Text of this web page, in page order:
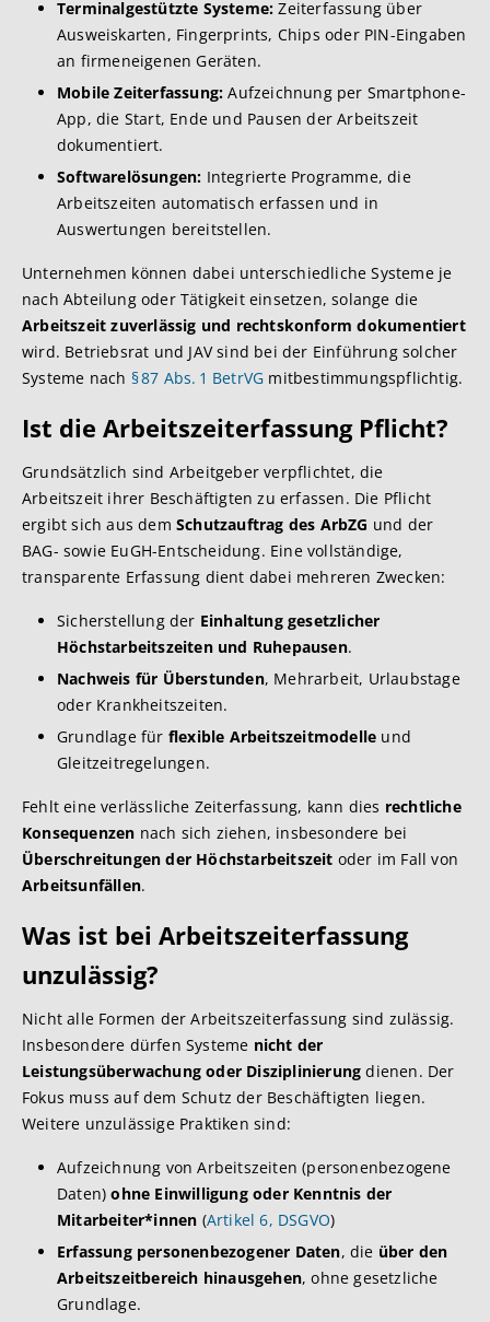
Terminalgestützte Systeme: Zeiterfassung über
Ausweiskarten, Fingerprints, Chips oder PIN-Eingaben
an firmeneigenen Geräten.
Mobile Zeiterfassung: Aufzeichnung per Smartphone-
App, die Start, Ende und Pausen der Arbeitszeit
dokumentiert.
Softwarelösungen: Integrierte Programme, die
Arbeitszeiten automatisch erfassen und in
Auswertungen bereitstellen.
Unternehmen können dabei unterschiedliche Systeme je
nach Abteilung oder Tätigkeit einsetzen, solange die
Arbeitszeit zuverlässig und rechtskonform dokumentiert
wird. Betriebsrat und JAV sind bei der Einführung solcher
Systeme nach § 87 Abs. 1 BetrVG mitbestimmungspflichtig.
Ist die Arbeitszeiterfassung Pflicht?
Grundsätzlich sind Arbeitgeber verpflichtet, die
Arbeitszeit ihrer Beschäftigten zu erfassen. Die Pflicht
ergibt sich aus dem Schutzauftrag des ArbZG und der
BAG- sowie EuGH-Entscheidung. Eine vollständige,
transparente Erfassung dient dabei mehreren Zwecken:
Sicherstellung der Einhaltung gesetzlicher
Höchstarbeitszeiten und Ruhepausen.
Nachweis für Überstunden, Mehrarbeit, Urlaubstage
oder Krankheitszeiten.
Grundlage für flexible Arbeitszeitmodelle und
Gleitzeitregelungen.
Fehlt eine verlässliche Zeiterfassung, kann dies rechtliche
Konsequenzen nach sich ziehen, insbesondere bei
Überschreitungen der Höchstarbeitszeit oder im Fall von
Arbeitsunfällen.
Was ist bei Arbeitszeiterfassung
unzulässig?
Nicht alle Formen der Arbeitszeiterfassung sind zulässig.
Insbesondere dürfen Systeme nicht der
Leistungsüberwachung oder Disziplinierung dienen. Der
Fokus muss auf dem Schutz der Beschäftigten liegen.
Weitere unzulässige Praktiken sind:
Aufzeichnung von Arbeitszeiten (personenbezogene
Daten)ohne Einwilligung oder Kenntnis der
Mitarbeiter*innen (Artikel 6, DSGVO)
Erfassung personenbezogener Daten, die über den
Arbeitszeitbereich hinausgehen, ohne gesetzliche
Grundlage.